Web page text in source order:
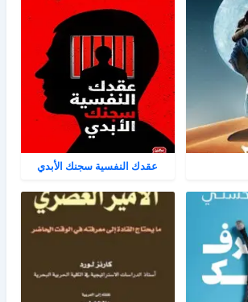
عقدك النفسية سجنك الأبدي